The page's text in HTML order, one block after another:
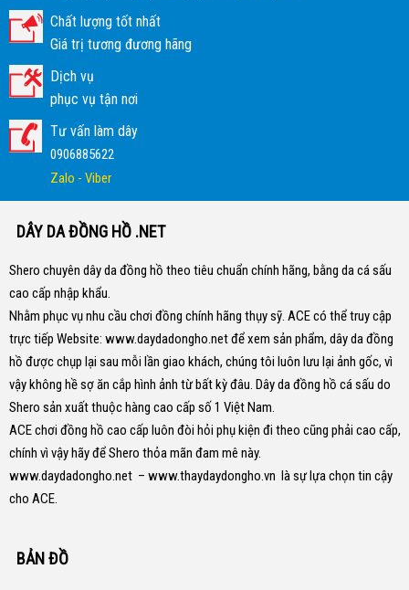
Chất lượng tốt nhất
Giá trị tương đương hãng
Dịch vụ
phục vụ tận nơi
Tư vấn làm dây
0906885622
Zalo - Viber
DÂY DA ĐỒNG HỒ .NET
Shero chuyên dây da đồng hồ theo tiêu chuẩn chính hãng, bằng da cá sấu
cao cấp nhập khẩu.
Nhằm phục vụ nhu cầu chơi đồng chính hãng thụy sỹ. ACE có thể truy cập
trực tiếp Website: www.daydadongho.netđể xem sản phẩm, dây da đồng
hồ được chụp lại sau mỗi lần giao khách, chúng tôi luôn lưu lại ảnh gốc, vì
vậy không hề sợ ăn cắp hình ảnh từ bất kỳ đâu. Dây da đồng hồ cá sấu do
Shero sản xuất thuộc hàng cao cấp số 1 Việt Nam.
ACE chơi đồng hồ cao cấp luôn đòi hỏi phụ kiện đi theo cũng phải cao cấp,
chính vì vậy hãy để Shero thỏa mãn đam mê này.
www.daydadongho.net – www.thaydaydongho.vn là sự lựa chọn tin cậy
cho ACE.
BẢN ĐỒ